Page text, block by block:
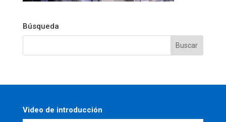
Búsqueda
Video de introducción